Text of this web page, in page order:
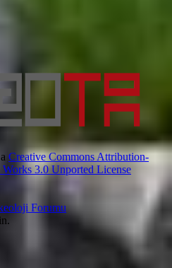
Creative Commons Attribution-
3.0 Unported License
Forumu